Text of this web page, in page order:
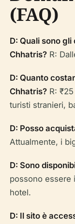
(FAQ)
D: Quali sono
Chhatris? R:
D: Quanto
Chhatris? R:
turisti stranieri,
D: Posso
Attualmente, i
D: Sono
possono essere
hotel.
D: Il sito è